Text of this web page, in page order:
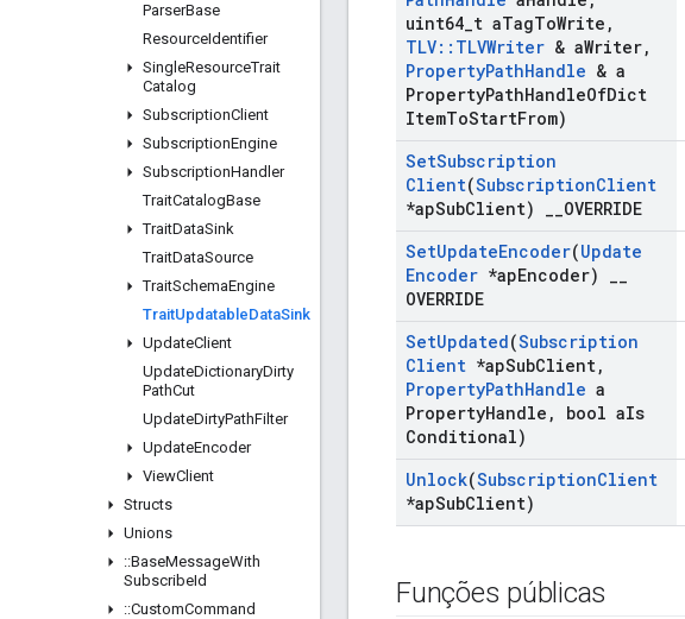
ParserBase
ResourceIdentifier
SingleResourceTrait
Catalog
SubscriptionClient
SubscriptionEngine
SubscriptionHandler
TraitCatalogBase
TraitDataSink
TraitDataSource
TraitSchemaEngine
TraitUpdatableDataSink
UpdateClient
UpdateDictionaryDirty
PathCut
UpdateDirtyPathFilter
UpdateEncoder
ViewClient
Structs
Unions
::BaseMessageWith
SubscribeId
::CustomCommand
uint64 t aTagToWrite ,
TLV:: TLVWriter & aWriter,
PropertyPathHandle & a
PropertyPathHandleOfDict
ItemToStartFrom)
SetSubscription
Client(SubscriptionClient
*apSubClient) OVERRIDE
SetUpdateEncoder(Update
Encoder *apEncoder)
OVERRIDE
SetUpdated(Subscription
Client *apSubClient,
PropertyPathHandle a
PropertyHandle , bool aIs
Conditional)
Unlock(SubscriptionClient
*apSubClient)
Funções públicas